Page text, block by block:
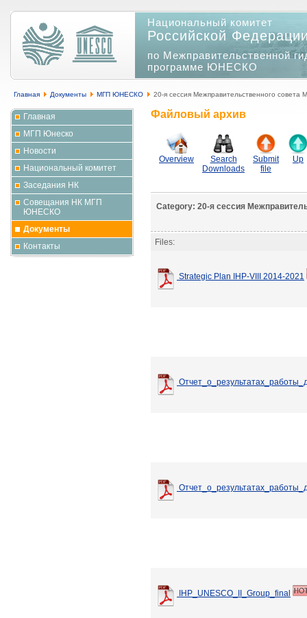
Национальный комитет
Российской
по Межправительственной
программе ЮНЕСКО
Главная Документы МГП ЮНЕСКО 20-я сессия Межправительственного
Главная
МГП Юнеско
Новости
Национальный комитет
Заседания НК
Совещания НК МГП
ЮНЕСКО
Документы
Контакты
Файловый архив
Overview
Search
Downloads
Submit
file
Up
Category: 20-я сессия
Files:
Strategic Plan IHP-VIII 2014-2021
IHP_UNESCO_II_Group_final